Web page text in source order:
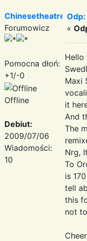
Chinesetheatre
Forumowicz
Pomocna dłoń:
+1/-0
Offline
Debiut:
2009/07/06
Wiadomości:
10
Odp:
«
Hello
Maxi
it
And
The
Nrg,
To
is
tell
this
not